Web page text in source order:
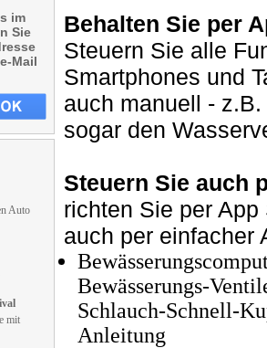
im
Sie
Mail
Auto
mit
Behalten Sie per
Steuern Sie alle
Smartphones und
auch manuell -
sogar den
Steuern Sie auch
richten Sie per
auch per einfacher
Bewässerungs-
Schlauch-Schnell-
Anleitung